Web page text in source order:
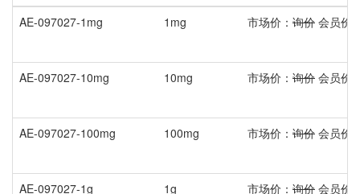
AE-097027-1mg
1mg 市场价： 询价 会员价
AE-097027-10mg 10mg 市场价： 询价 会员价
AE-097027-100mg 100mg 市场价： 询价 会员价
AE-097027-1g 1g 市场价： 询价 会员价